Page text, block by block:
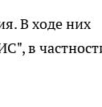
В ходе них
в